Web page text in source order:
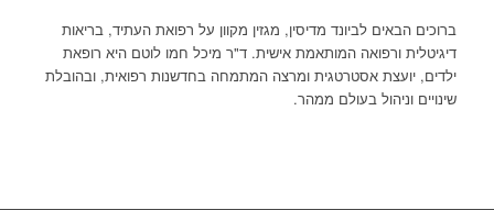
ברוכים הבאים לביונד מדיסין, מגזין מקוון על רפואת העתיד, בריאות
דיגיטלית ורפואה המותאמת אישית. ד"ר מיכל חמו לוטם היא רופאת
ילדים, יועצת אסטרטגית ומרצה המתמחה בחדשנות רפואית, ובהובלת
שינויים וניהול בעולם ממהר.